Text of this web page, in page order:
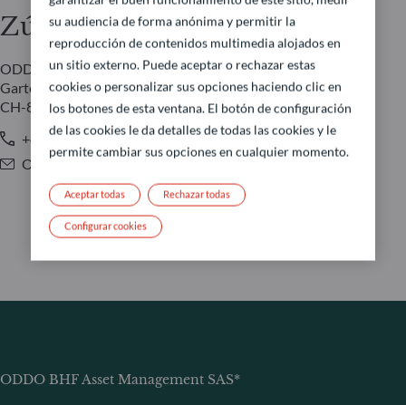
Zúrich
ODDO BHF Switzerland
Gartenstrasse 14
CH-8002 Zúrich
+41 44 209 7510
OBAM.Switzerland@oddo-bhf.com
ODDO BHF Asset Management SAS*
su audiencia de forma anónima y permitir la
reproducción de contenidos multimedia alojados en
un sitio externo. Puede aceptar o rechazar estas
cookies o personalizar sus opciones haciendo clic en
los botones de esta ventana. El botón de configuración
de las cookies le da detalles de todas las cookies y le
permite cambiar sus opciones en cualquier momento.
Rechazar todas
Aceptar todas
Configurar cookies